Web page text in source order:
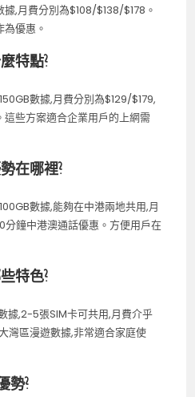
,月費分別為$108/$138/$178。
優惠。
特點?
數據,月費分別為$129/$179,
些方案適合企業用戶的上網需
在哪裡?
數據,能夠在中港兩地共用,月
鐘中港澳通話優惠。方便用戶在
特色?
據,2-5張SIM卡可共用,月費介乎
區漫遊數據,非常適合家庭使
勢?